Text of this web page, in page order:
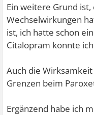
Ein weitere Grund
Wechselwirkungen
ist, ich hatte schon
Citalopram konnte
Auch die
Grenzen beim
Ergänzend habe ich